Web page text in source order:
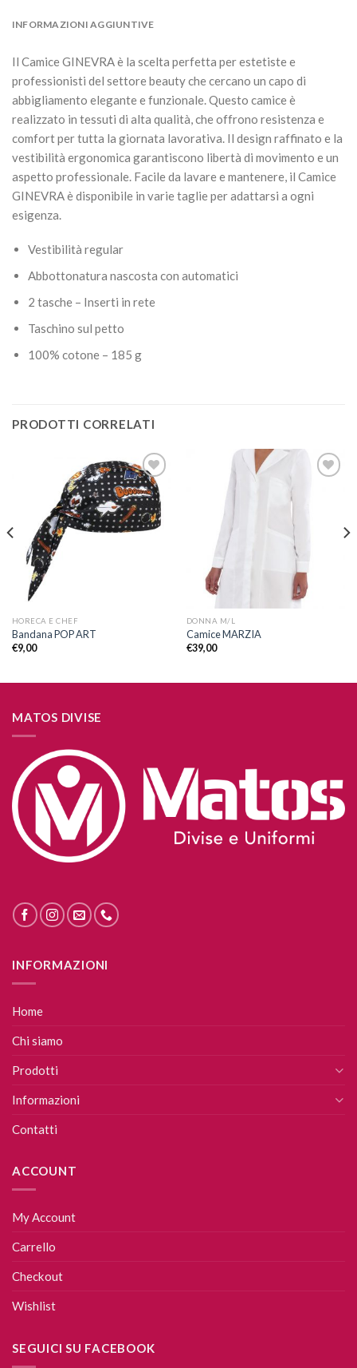
INFORMAZIONI AGGIUNTIVE
Il Camice GINEVRA è la scelta perfetta per estetiste e
professionisti del settore beauty che cercano un capo di
abbigliamento elegante e funzionale. Questo camice è
realizzato in tessuti di alta qualità, che offrono resistenza e
comfort per tutta la giornata lavorativa. Il design raffinato e la
vestibilità ergonomica garantiscono libertà di movimento e un
aspetto professionale. Facile da lavare e mantenere, il Camice
GINEVRA è disponibile in varie taglie per adattarsi a ogni
esigenza.
Vestibilità regular
Abbottonatura nascosta con automatici
2 tasche – Inserti in rete
Taschino sul petto
100% cotone – 185 g
PRODOTTI CORRELATI
Aggiungi
alla lista
dei
desideri
HORECA E CHEF
Bandana POP ART
€9,00
DONNA M/L
Camice MARZIA
€39,00
MATOS DIVISE
INFORMAZIONI
Home
Chi siamo
Prodotti
Informazioni
Contatti
ACCOUNT
My Account
Carrello
Checkout
Wishlist
SEGUICI SU FACEBOOK